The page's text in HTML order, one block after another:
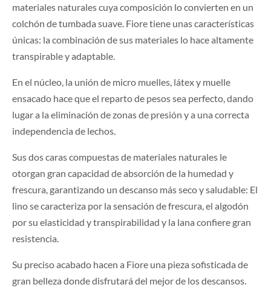
materiales naturales cuya composición lo convierten en un
colchón de tumbada suave. Fiore tiene unas características
únicas: la combinación de sus materiales lo hace altamente
transpirable y adaptable.
En el núcleo, la unión de micro muelles, látex y muelle
ensacado hace que el reparto de pesos sea perfecto, dando
lugar a la eliminación de zonas de presión y a una correcta
independencia de lechos.
Sus dos caras compuestas de materiales naturales le
otorgan gran capacidad de absorción de la humedad y
frescura, garantizando un descanso más seco y saludable: El
lino se caracteriza por la sensación de frescura, el algodón
por su elasticidad y transpirabilidad y la lana confiere gran
resistencia.
Su preciso acabado hacen a Fiore una pieza sofisticada de
gran belleza donde disfrutará del mejor de los descansos.